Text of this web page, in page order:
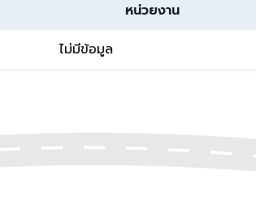
หน่วยงาน
ไม่มีข้อมูล